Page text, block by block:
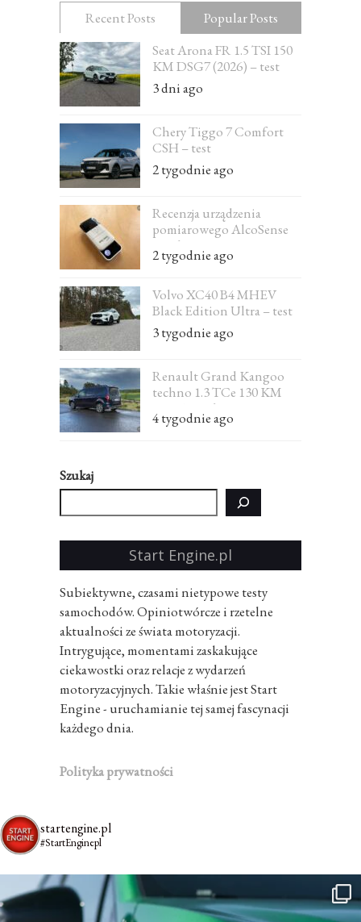
Recent Posts
Popular Posts
Seat Arona FR 1.5 TSI 150
KM DSG7 (2026) – test
3 dni ago
Chery Tiggo 7 Comfort
CSH – test
2 tygodnie ago
Recenzja urządzenia
pomiarowego AlcoSense
Excel
2 tygodnie ago
Volvo XC40 B4 MHEV
Black Edition Ultra – test
3 tygodnie ago
Renault Grand Kangoo
techno 1.3 TCe 130 KM
EDC 7-osobowe – test
4 tygodnie ago
Szukaj
Start Engine.pl
Subiektywne, czasami nietypowe testy
samochodów. Opiniotwórcze i rzetelne
aktualności ze świata motoryzacji.
Intrygujące, momentami zaskakujące
ciekawostki oraz relacje z wydarzeń
motoryzacyjnych. Takie właśnie jest Start
Engine - uruchamianie tej samej fascynacji
każdego dnia.
Polityka prywatności
startengine.pl
#StartEnginepl